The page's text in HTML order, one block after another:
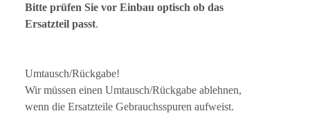
Bitte prüfen Sie vor Einbau optisch ob das
Ersatzteil passt.
Umtausch/Rückgabe!
Wir müssen einen Umtausch/Rückgabe ablehnen,
wenn die Ersatzteile Gebrauchsspuren aufweist.